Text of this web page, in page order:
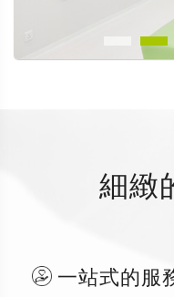
細緻
一站式的服